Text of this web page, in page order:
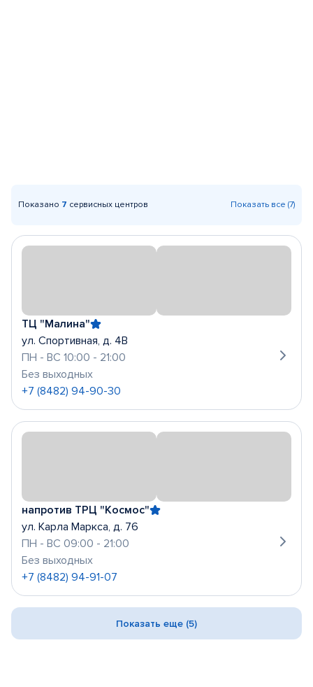
Показано 7 сервисных центров Показать все (7)
ТЦ "Малина"
ул. Спортивная, д. 4В
ПН - ВС 10:00 - 21:00
Без выходных
+7 (8482) 94-90-30
напротив ТРЦ "Космос"
ул. Карла Маркса, д. 76
ПН - ВС 09:00 - 21:00
Без выходных
+7 (8482) 94-91-07
Показать еще (5)